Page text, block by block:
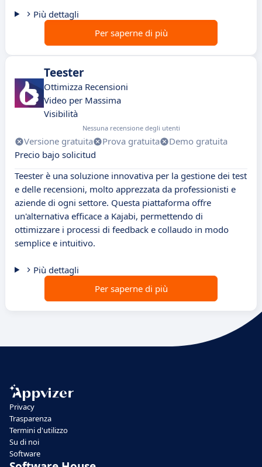
Più dettagli
Per saperne di più
Teester
Ottimizza Recensioni
Video per Massima
Visibilità
Nessuna recensione degli utenti
Versione gratuita Prova gratuita
Demo gratuita
Precio bajo solicitud
Teester è una soluzione innovativa per la gestione dei test
e delle recensioni, molto apprezzata da professionisti e
aziende di ogni settore. Questa piattaforma offre
un'alternativa efficace a Kajabi, permettendo di
ottimizzare i processi di feedback e collaudo in modo
semplice e intuitivo.
Più dettagli
Per saperne di più
Privacy
Trasparenza
Termini d'utilizzo
Su di noi
Software